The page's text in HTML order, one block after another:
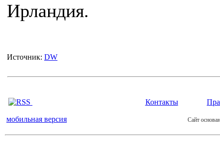
Ирландия.
Источник: DW
Контакты
мобильная версия Сайт